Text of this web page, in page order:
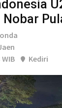
Kediri